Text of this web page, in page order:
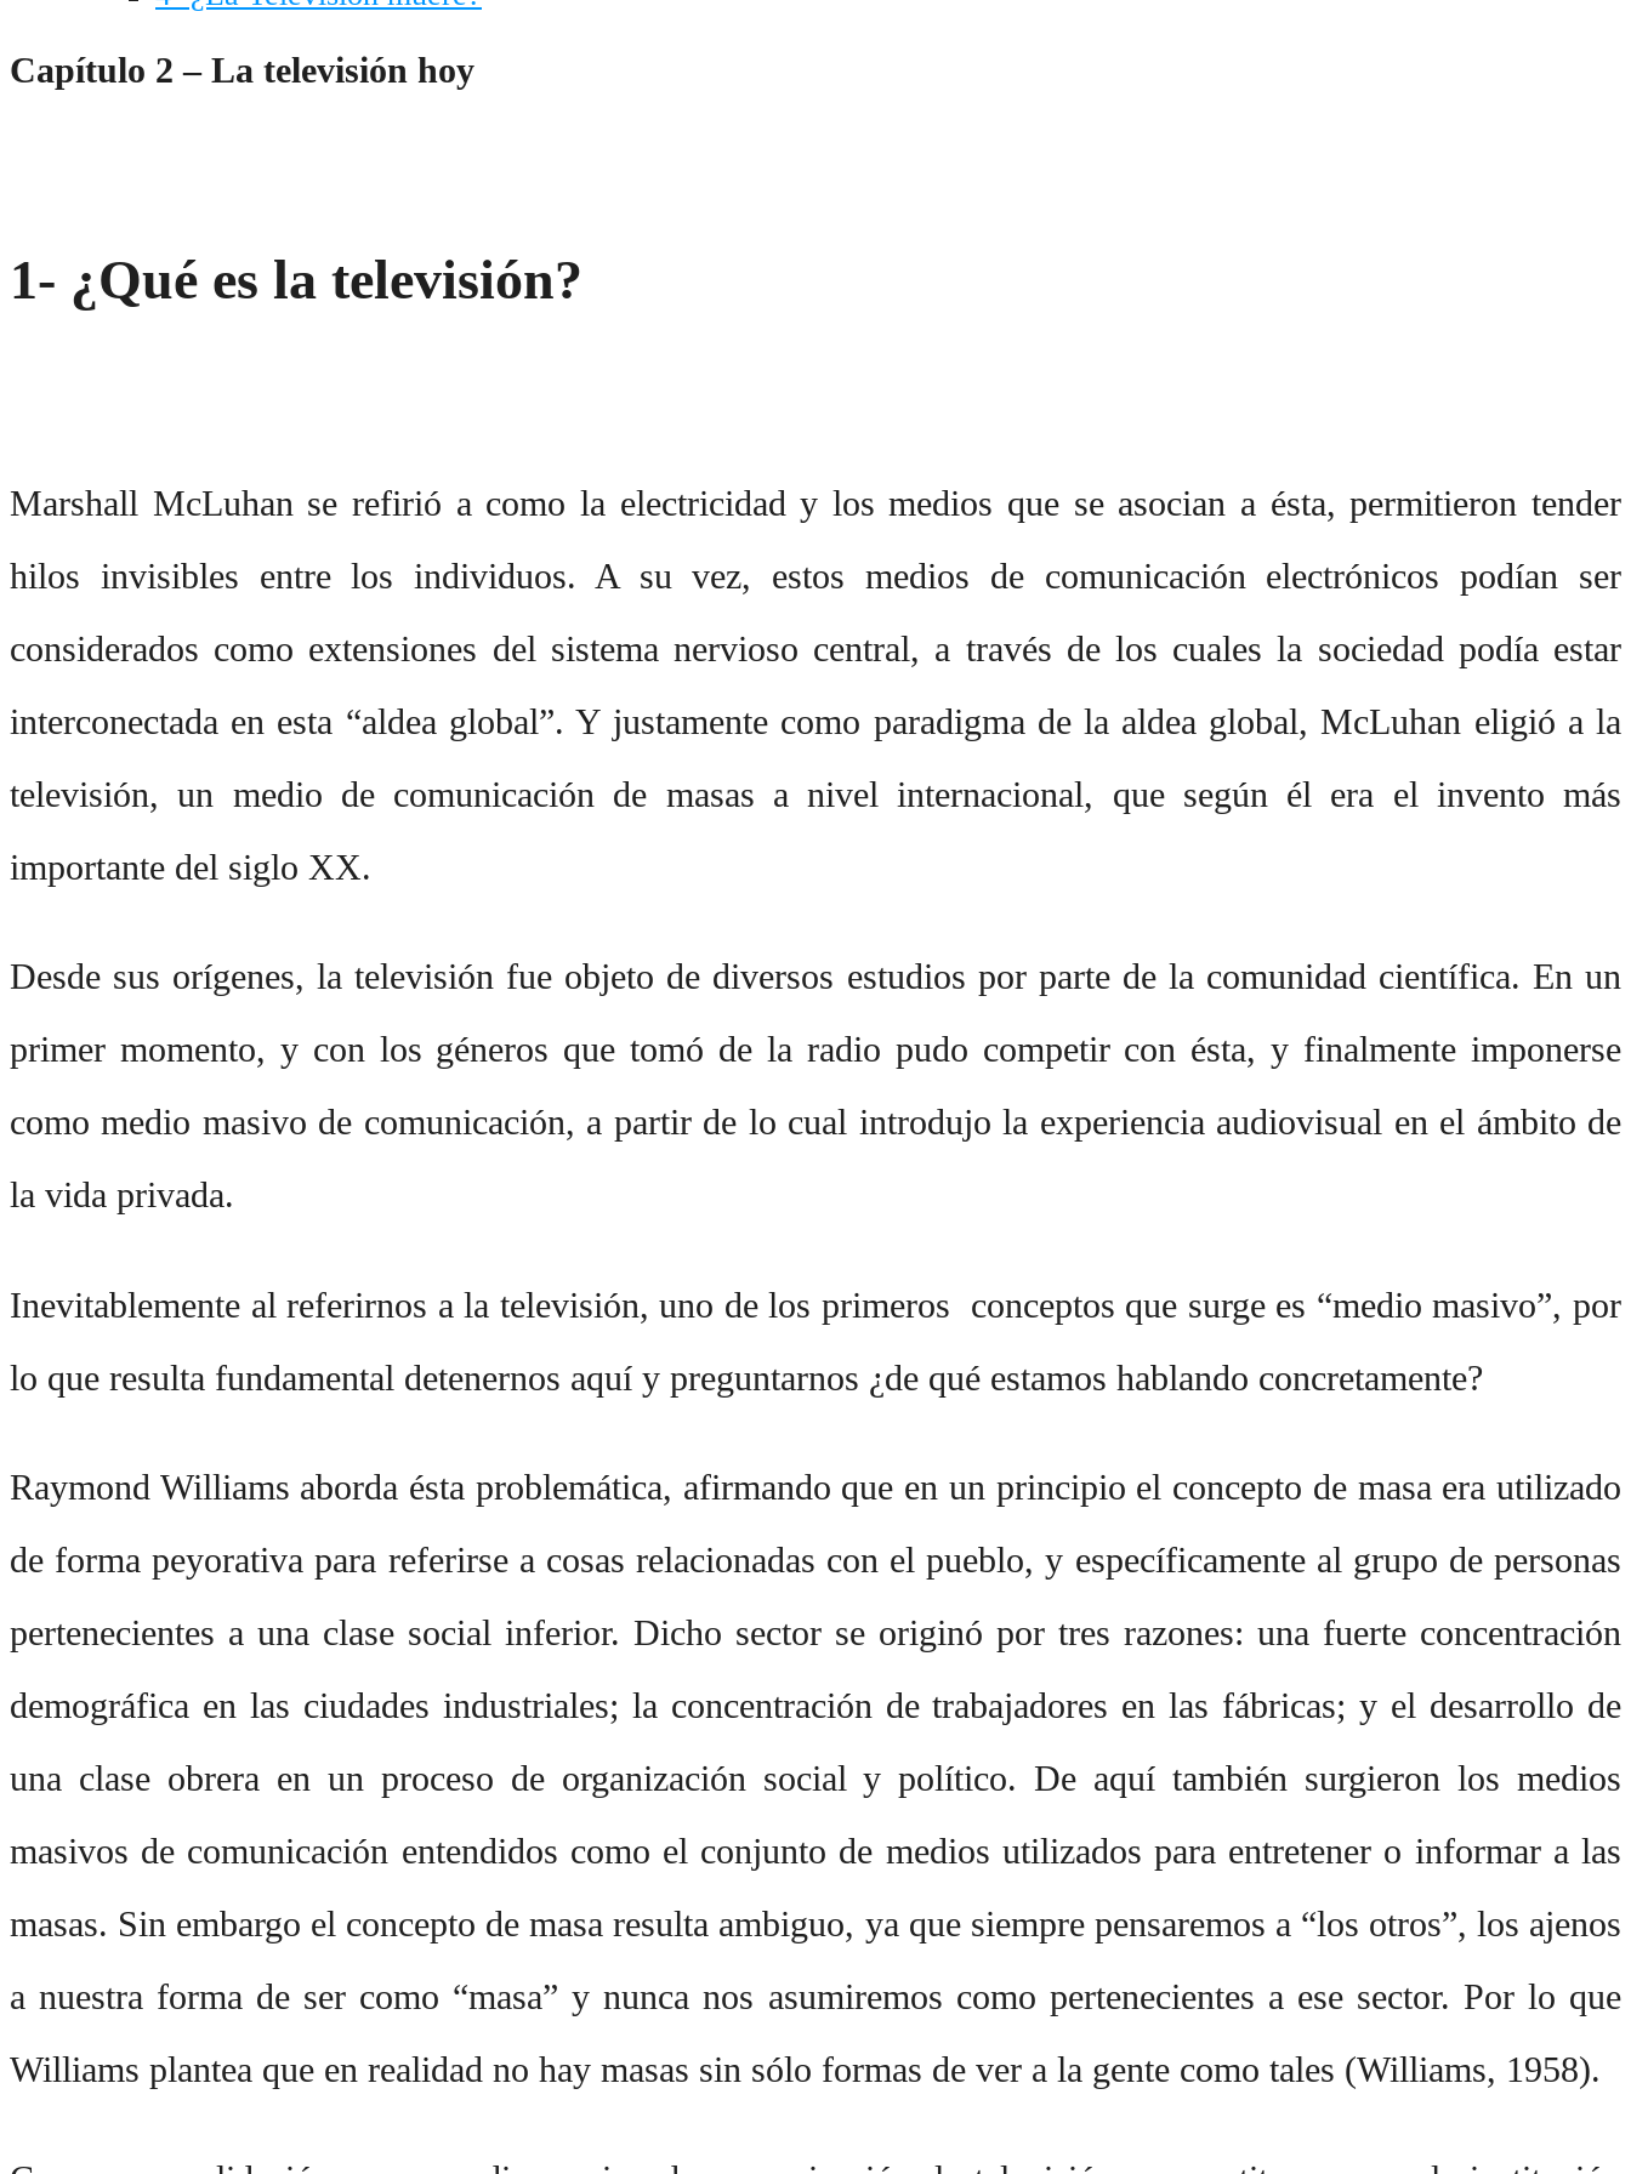
Capítulo 2 – La televisión hoy
1- ¿Qué es la televisión?
Marshall McLuhan se refirió a como la electricidad y los medios que se asocian a ésta, permitieron tender
hilos invisibles entre los individuos. A su vez, estos medios de comunicación electrónicos podían ser
considerados como extensiones del sistema nervioso central, a través de los cuales la sociedad podía estar
interconectada en esta “aldea global”. Y justamente como paradigma de la aldea global, McLuhan eligió a la
televisión, un medio de comunicación de masas a nivel internacional, que según él era el invento más
importante del siglo XX.
Desde sus orígenes, la televisión fue objeto de diversos estudios por parte de la comunidad científica. En un
primer momento, y con los géneros que tomó de la radio pudo competir con ésta, y finalmente imponerse
como medio masivo de comunicación, a partir de lo cual introdujo la experiencia audiovisual en el ámbito de
la vida privada.
Inevitablemente al referirnos a la televisión, uno de los primeros conceptos que surge es “medio masivo”, por
lo que resulta fundamental detenernos aquí y preguntarnos ¿de qué estamos hablando concretamente?
Raymond Williams aborda ésta problemática, afirmando que en un principio el concepto de masa era utilizado
de forma peyorativa para referirse a cosas relacionadas con el pueblo, y específicamente al grupo de personas
pertenecientes a una clase social inferior. Dicho sector se originó por tres razones: una fuerte concentración
demográfica en las ciudades industriales; la concentración de trabajadores en las fábricas; y el desarrollo de
una clase obrera en un proceso de organización social y político. De aquí también surgieron los medios
masivos de comunicación entendidos como el conjunto de medios utilizados para entretener o informar a las
masas. Sin embargo el concepto de masa resulta ambiguo, ya que siempre pensaremos a “los otros”, los ajenos
a nuestra forma de ser como “masa” y nunca nos asumiremos como pertenecientes a ese sector. Por lo que
Williams plantea que en realidad no hay masas sin sólo formas de ver a la gente como tales (Williams, 1958).